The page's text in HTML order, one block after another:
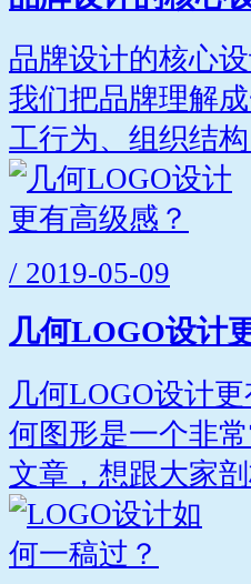
品牌设计的核心
我们把品牌理解
工行为、组织结
/ 2019-05-09
几何LOGO设计
几何LOGO设计
何图形是一个非
文章，想跟大家